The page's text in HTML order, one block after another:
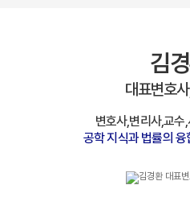
김
대표변호
변호사,변리사,교수
공학 지식과 법률의